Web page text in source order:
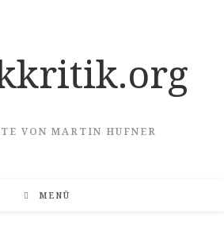
VON MARTIN HUFNER
MENÜ